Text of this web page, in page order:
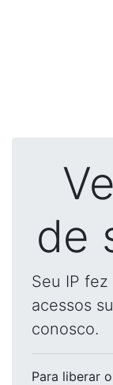
de
Seu IP
acessos
conosco.
Para liberar